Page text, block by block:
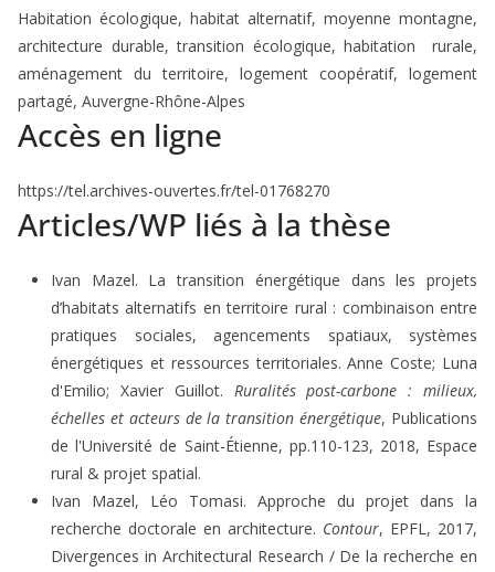
Habitation écologique, habitat alternatif, moyenne montagne,
architecture durable, transition écologique, habitation rurale,
aménagement du territoire, logement coopératif, logement
partagé, Auvergne-Rhône-Alpes
Accès en ligne
https://tel.archives-ouvertes.fr/tel-01768270
Articles/WP liés à la thèse
Ivan Mazel. La transition énergétique dans les projets
d’habitats alternatifs en territoire rural : combinaison entre
pratiques sociales, agencements spatiaux, systèmes
énergétiques et ressources territoriales. Anne Coste; Luna
d'Emilio; Xavier Guillot. Ruralités post-carbone : milieux,
échelles et acteurs de la transition énergétique, Publications
de l'Université de Saint-Étienne, pp.110-123, 2018, Espace
rural & projet spatial.
Ivan Mazel, Léo Tomasi. Approche du projet dans la
recherche doctorale en architecture. Contour, EPFL, 2017,
Divergences in Architectural Research / De la recherche en